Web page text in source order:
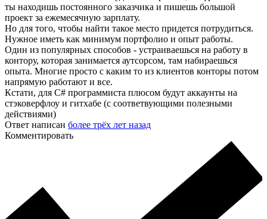
ты находишь постоянного заказчика и пишешь большой
проект за ежемесячную зарплату.
Но для того, чтобы найти такое место придется потрудиться.
Нужное иметь как минимум портфолио и опыт работы.
Один из популярных способов - устраиваешься на работу в
контору, которая занимается аутсорсом, там набираешься
опыта. Многие просто с каким то из клиентов конторы потом
напрямую работают и все.
Кстати, для C# программиста плюсом будут аккаунты на
стэковерфлоу и гитхабе (с соответвующими полезными
действиями)
Ответ написан более трёх лет назад
Комментировать